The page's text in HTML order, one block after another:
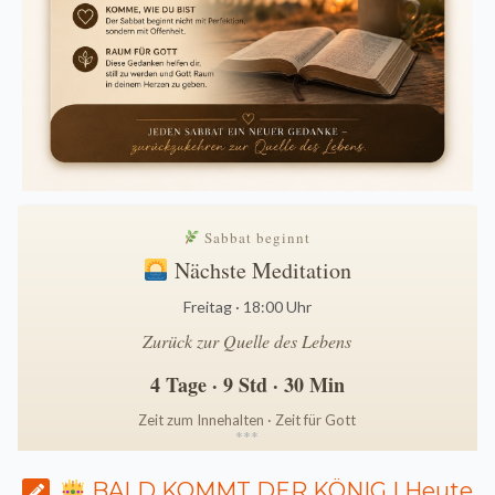
Sabbat beginnt
Nächste Meditation
Freitag · 18:00 Uhr
Zurück zur Quelle des Lebens
4 Tage · 9 Std · 30 Min
Zeit zum Innehalten · Zeit für Gott
***